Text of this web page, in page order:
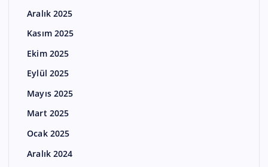
Aralık 2025
Kasım 2025
Ekim 2025
Eylül 2025
Mayıs 2025
Mart 2025
Ocak 2025
Aralık 2024